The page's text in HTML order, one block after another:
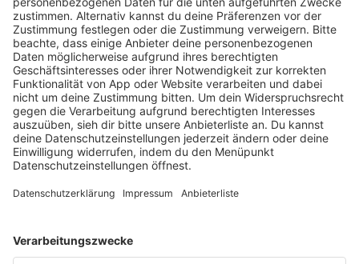
im Stil der 80er-Jahre.
mehr lesen
Programm
Livestreams